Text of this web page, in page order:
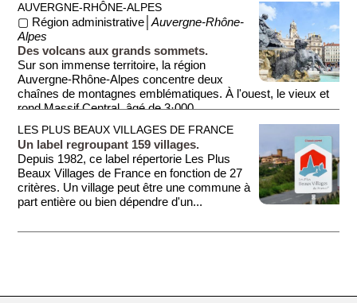
Les g...
AUVERGNE-RHÔNE-ALPES
▢ Région administrative│Auvergne-Rhône-
Alpes
Des volcans aux grands sommets.
Sur son immense territoire, la région
Auvergne-Rhône-Alpes concentre deux
chaînes de montagnes emblématiques. À l'ouest, le vieux et
rond Massif Central, âgé de 3·000...
LES PLUS BEAUX VILLAGES DE FRANCE
Un label regroupant 159 villages.
Depuis 1982, ce label répertorie Les Plus
Beaux Villages de France en fonction de 27
critères. Un village peut être une commune à
part entière ou bien dépendre d'un...